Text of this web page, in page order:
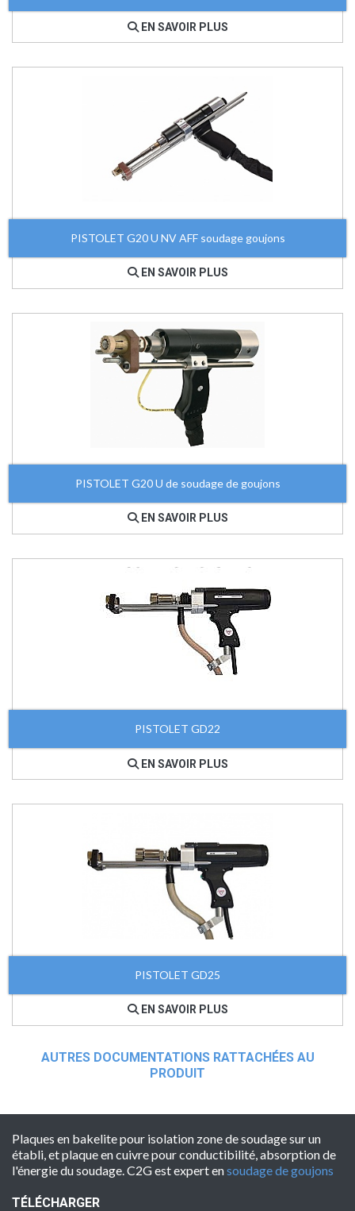
EN SAVOIR PLUS
PISTOLET G20 U NV AFF soudage goujons
EN SAVOIR PLUS
PISTOLET G20 U de soudage de goujons
EN SAVOIR PLUS
PISTOLET GD22
EN SAVOIR PLUS
PISTOLET GD25
EN SAVOIR PLUS
AUTRES DOCUMENTATIONS RATTACHÉES AU
PRODUIT
Plaques en bakelite pour isolation zone de soudage sur un
établi, et plaque en cuivre pour conductibilité, absorption de
l'énergie du soudage. C2G est expert ensoudage de goujons
TÉLÉCHARGER